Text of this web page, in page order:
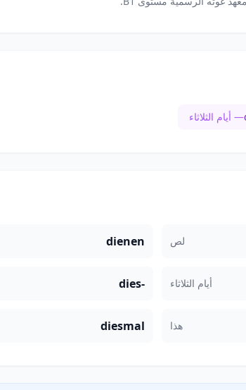
— أيام الثلاثاء
لص dienen
أيام الثلاثاء dies-
هذا diesmal